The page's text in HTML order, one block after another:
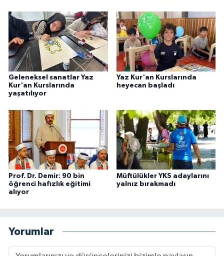
Geleneksel sanatlar Yaz
Kur'an Kurslarında
yaşatılıyor
Yaz Kur'an Kurslarında
heyecan başladı
Prof. Dr. Demir: 90 bin
öğrenci hafızlık eğitimi
alıyor
Müftülükler YKS adaylarını
yalnız bırakmadı
Yorumlar
Niğde Müftülüğü
Ordu Müftülüğü
Osmaniye Müftülüğü
Rize Müftülüğü
Sakarya Müftülüğü
Samsun Müftülüğü
Siirt Müftülüğü